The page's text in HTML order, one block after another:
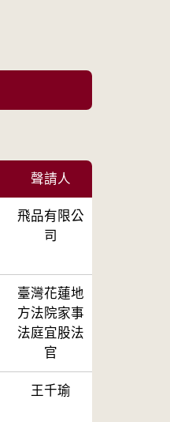
聲請人
飛品有限公
司
臺灣花蓮地
方法院家事
法庭宜股法
官
王千瑜